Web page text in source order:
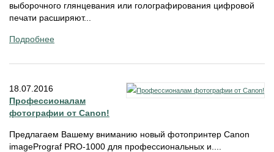
выборочного глянцевания или голографирования цифровой
печати расширяют...
Подробнее
18.07.2016
Профессионалам
фотографии от Canon!
Предлагаем Вашему вниманию новый фотопринтер Canon
imagePrograf PRO-1000 для профессиональных и....